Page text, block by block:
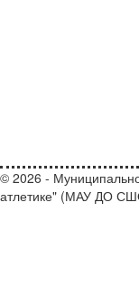
© 2026 -
атлетике" (МАУ ДО